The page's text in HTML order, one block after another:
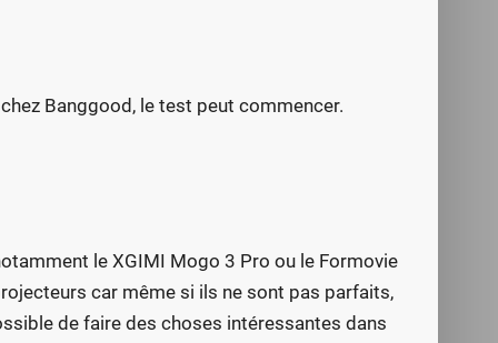
Banggood, le test peut commencer.
le XGIMI Mogo 3 Pro ou le Formovie
car même si ils ne sont pas parfaits,
de faire des choses intéressantes dans